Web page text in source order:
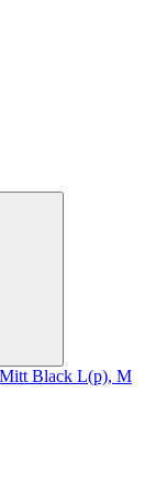
Mitt Black L(р), M